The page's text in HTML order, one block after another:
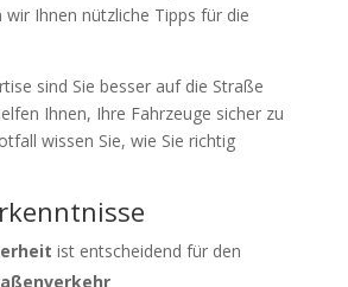
Ihnen nützliche Tipps für die
sind Sie besser auf die Straße
Ihnen, Ihre Fahrzeuge sicher zu
wissen Sie, wie Sie richtig
ist entscheidend für den